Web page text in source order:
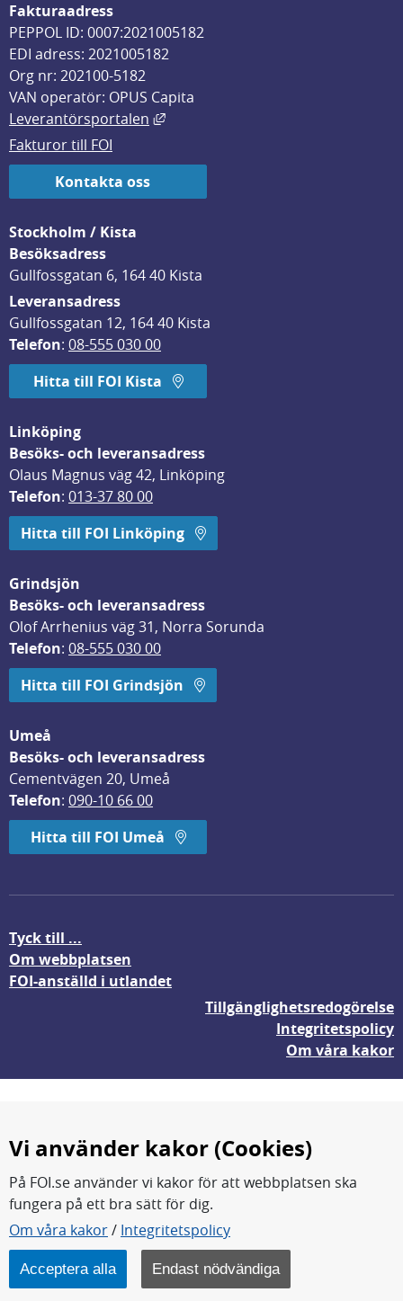
Fakturaadress
PEPPOL ID: 0007:2021005182
EDI adress: 2021005182
Org nr: 202100-5182
VAN operatör: OPUS Capita
Leverantörsportalen
Länk till annan webbplats, öppnas
Fakturor till FOI
Kontakta oss
Stockholm / Kista
Besöksadress
Gullfossgatan 6, 164 40 Kista
Leveransadress
Gullfossgatan 12, 164 40 Kista
Telefon: 08-555 030 00
Hitta till FOI Kista
Linköping
Besöks- och leveransadress
Olaus Magnus väg 42, Linköping
Telefon: 013-37 80 00
Hitta till FOI Linköping
Grindsjön
Besöks- och leveransadress
Olof Arrhenius väg 31, Norra Sorunda
Telefon: 08-555 030 00
Hitta till FOI Grindsjön
Umeå
Besöks- och leveransadress
Cementvägen 20, Umeå
Telefon: 090-10 66 00
Hitta till FOI Umeå
Tyck till ...
Om webbplatsen
FOI-anställd i utlandet
Tillgänglighetsredogörelse
Integritetspolicy
Om våra kakor
FOI forskar för en säkrare värld.
FOI:s kärnverksamhet är forskning, metod- och
teknikutveckling samt analyser och studier.
Myndigheten ligger under Försvarsdepartementet.
Vi använder kakor (Cookies)
På FOI.se använder vi kakor för att webbplatsen ska
fungera på ett bra sätt för dig.
Om våra kakor/ Integritetspolicy
Acceptera alla Endast nödvändiga